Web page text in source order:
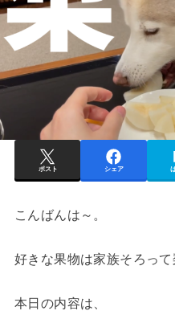
ポスト シェア
こんばんは～。
好きな果物は家族そろっ
本日の内容は、